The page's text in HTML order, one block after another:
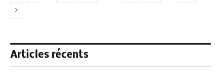
Next
Articles récents